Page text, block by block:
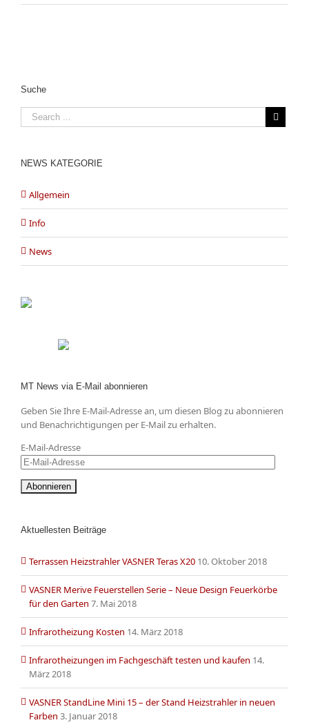
Suche
NEWS KATEGORIE
Allgemein
Info
News
MT News via E-Mail abonnieren
Geben Sie Ihre E-Mail-Adresse an, um diesen Blog zu abonnieren
und Benachrichtigungen per E-Mail zu erhalten.
E-Mail-Adresse
Aktuellesten Beiträge
Terrassen Heizstrahler VASNER Teras X20 10. Oktober 2018
VASNER Merive Feuerstellen Serie – Neue Design Feuerkörbe
für den Garten 7. Mai 2018
Infrarotheizung Kosten 14. März 2018
Infrarotheizungen im Fachgeschäft testen und kaufen 14.
März 2018
VASNER StandLine Mini 15 – der Stand Heizstrahler in neuen
Farben 3. Januar 2018